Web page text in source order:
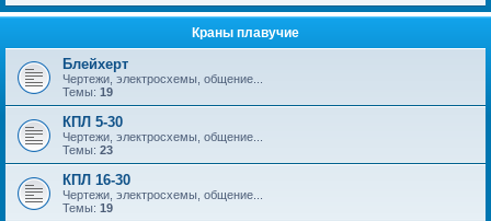
Краны плавучие
Блейхерт
Чертежи, электросхемы, общение...
Темы: 19
КПЛ 5-30
Чертежи, электросхемы, общение...
Темы: 23
КПЛ 16-30
Чертежи, электросхемы, общение...
Темы: 19